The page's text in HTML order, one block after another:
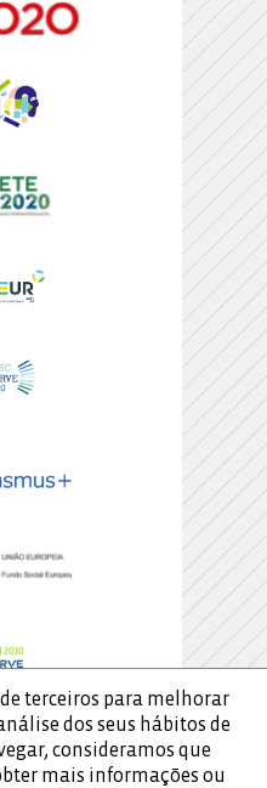
terceiros para melhorar
dos seus hábitos de
consideramos que
mais informações ou